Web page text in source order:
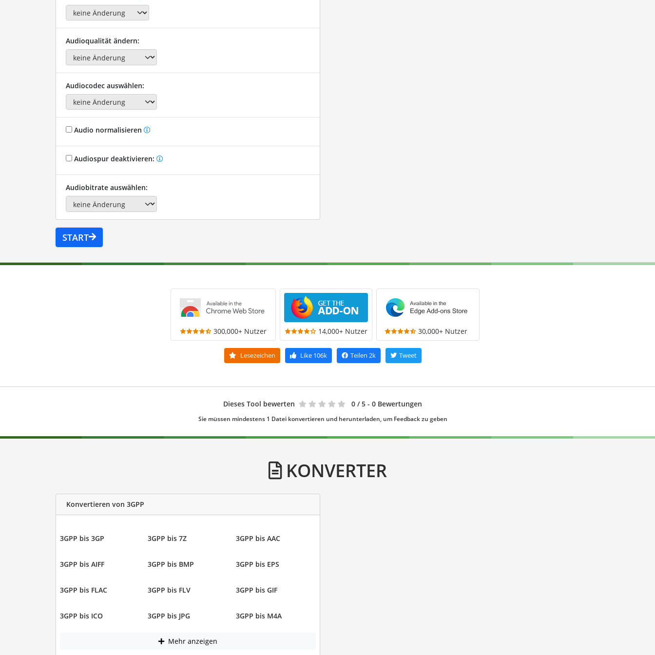
Audioqualität ändern:
Audiocodec auswählen:
Audio normalisieren
Audiospur deaktivieren:
Audiobitrate auswählen:
START
300,000+ Nutzer 14,000+ Nutzer 30,000+ Nutzer
Lesezeichen Like106k Teilen 2k Tweet
Dieses Tool bewerten 0 / 5 - 0 Bewertungen
Sie müssen mindestens 1 Datei konvertieren und herunterladen, um Feedback zu geben
KONVERTER
Konvertieren von 3GPP
3GPP bis 3GP 3GPP bis 7Z 3GPP bis AAC
3GPP bis AIFF 3GPP bis BMP 3GPP bis EPS
3GPP bis FLAC 3GPP bis FLV 3GPP bis GIF
3GPP bis ICO 3GPP bis JPG 3GPP bis M4A
Mehr anzeigen